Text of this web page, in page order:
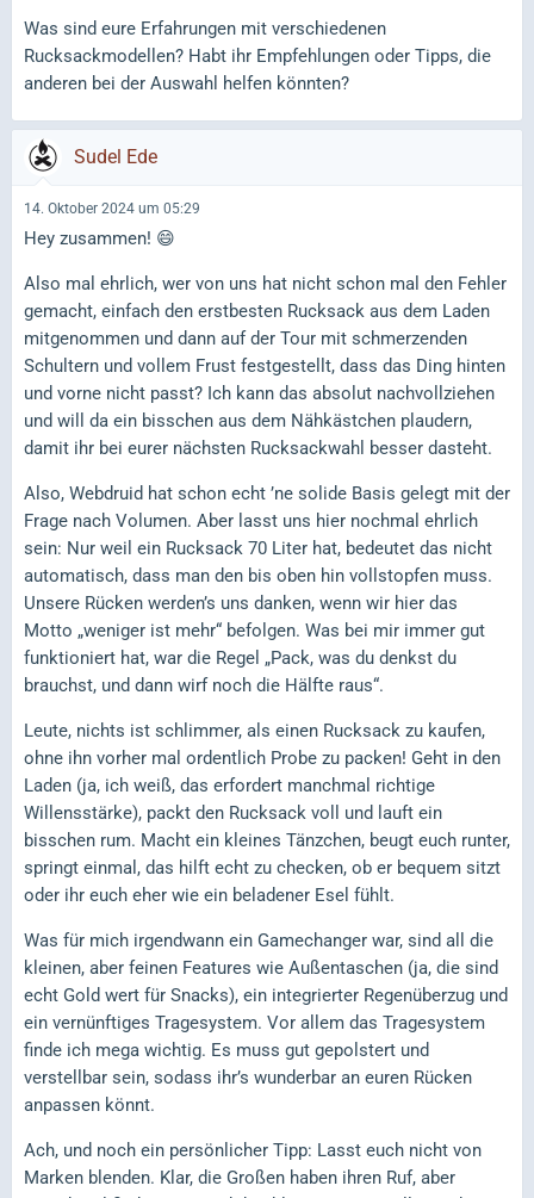
Was sind eure Erfahrungen mit verschiedenen
Rucksackmodellen? Habt ihr Empfehlungen oder Tipps, die
anderen bei der Auswahl helfen könnten?
Sudel Ede
14. Oktober 2024 um 05:29
Hey zusammen! 😄
Also mal ehrlich, wer von uns hat nicht schon mal den Fehler
gemacht, einfach den erstbesten Rucksack aus dem Laden
mitgenommen und dann auf der Tour mit schmerzenden
Schultern und vollem Frust festgestellt, dass das Ding hinten
und vorne nicht passt? Ich kann das absolut nachvollziehen
und will da ein bisschen aus dem Nähkästchen plaudern,
damit ihr bei eurer nächsten Rucksackwahl besser dasteht.
Also, Webdruid hat schon echt ’ne solide Basis gelegt mit der
Frage nach Volumen. Aber lasst uns hier nochmal ehrlich
sein: Nur weil ein Rucksack 70 Liter hat, bedeutet das nicht
automatisch, dass man den bis oben hin vollstopfen muss.
Unsere Rücken werden’s uns danken, wenn wir hier das
Motto „weniger ist mehr“ befolgen. Was bei mir immer gut
funktioniert hat, war die Regel „Pack, was du denkst du
brauchst, und dann wirf noch die Hälfte raus“.
Leute, nichts ist schlimmer, als einen Rucksack zu kaufen,
ohne ihn vorher mal ordentlich Probe zu packen! Geht in den
Laden (ja, ich weiß, das erfordert manchmal richtige
Willensstärke), packt den Rucksack voll und lauft ein
bisschen rum. Macht ein kleines Tänzchen, beugt euch runter,
springt einmal, das hilft echt zu checken, ob er bequem sitzt
oder ihr euch eher wie ein beladener Esel fühlt.
Was für mich irgendwann ein Gamechanger war, sind all die
kleinen, aber feinen Features wie Außentaschen (ja, die sind
echt Gold wert für Snacks), ein integrierter Regenüberzug und
ein vernünftiges Tragesystem. Vor allem das Tragesystem
finde ich mega wichtig. Es muss gut gepolstert und
verstellbar sein, sodass ihr’s wunderbar an euren Rücken
anpassen könnt.
Ach, und noch ein persönlicher Tipp: Lasst euch nicht von
Marken blenden. Klar, die Großen haben ihren Ruf, aber